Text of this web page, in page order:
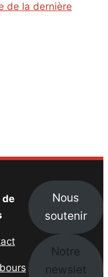
de la dernière
de
Nous
soutenir
Notre
newslet